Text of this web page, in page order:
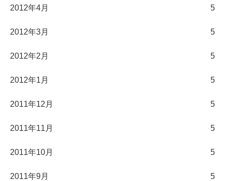
2012年4月 5
2012年3月 5
2012年2月 5
2012年1月 5
2011年12月 5
2011年11月 5
2011年10月 5
2011年9月 5